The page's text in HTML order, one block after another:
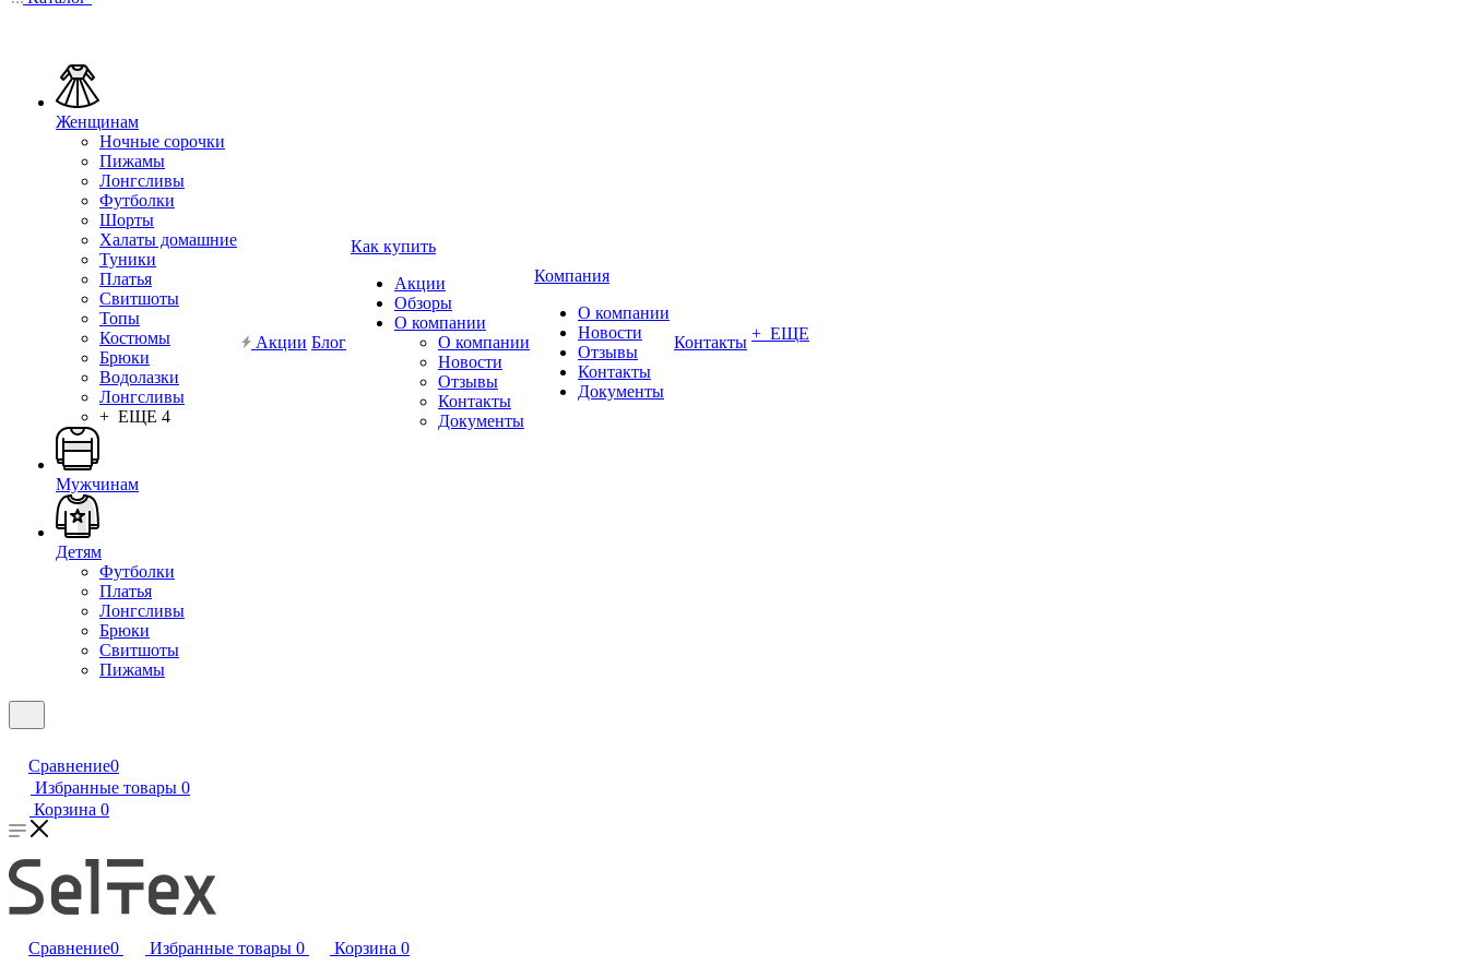
Женщинам
Ночные сорочки
Пижамы
Лонгсливы
Футболки
Шорты
Халаты домашние
Туники
Платья
Свитшоты
Топы
Костюмы
Брюки
Водолазки
Лонгсливы
+ ЕЩЕ 4
Мужчинам
Детям
Футболки
Платья
Лонгсливы
Брюки
Свитшоты
Пижамы
Акции Блог
Как купить
Акции
Обзоры
О компании
О компании
Новости
Отзывы
Контакты
Документы
Компания
О компании
Новости
Отзывы
Контакты
Документы
Контакты + ЕЩЕ
Сравнение0
Избранные товары 0
Корзина 0
Сравнение0 Избранные товары 0 Корзина 0